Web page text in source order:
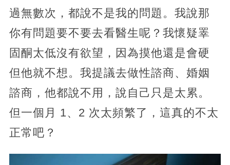
過無數次，都說不是我的問題。我說那
你有問題要不要去看醫生呢？我懷疑睪
固酮太低沒有欲望，因為摸他還是會硬
但他就不想。我提議去做性諮商、婚姻
諮商，他都說不用，說自己只是太累。
但一個月 1、2 次太頻繁了，這真的不太
正常吧？